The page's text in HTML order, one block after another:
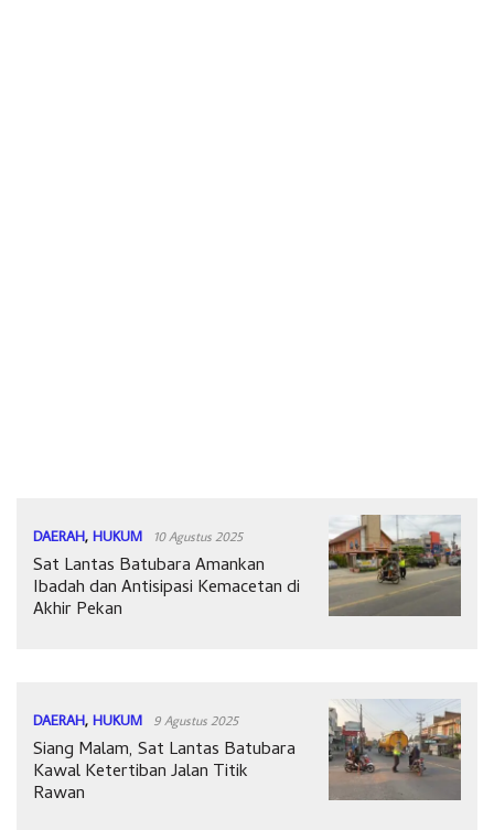
DAERAH, HUKUM 10 Agustus 2025
Sat Lantas Batubara Amankan
Ibadah dan Antisipasi Kemacetan di
Akhir Pekan
DAERAH, HUKUM 9 Agustus 2025
Siang Malam, Sat Lantas Batubara
Kawal Ketertiban Jalan Titik
Rawan